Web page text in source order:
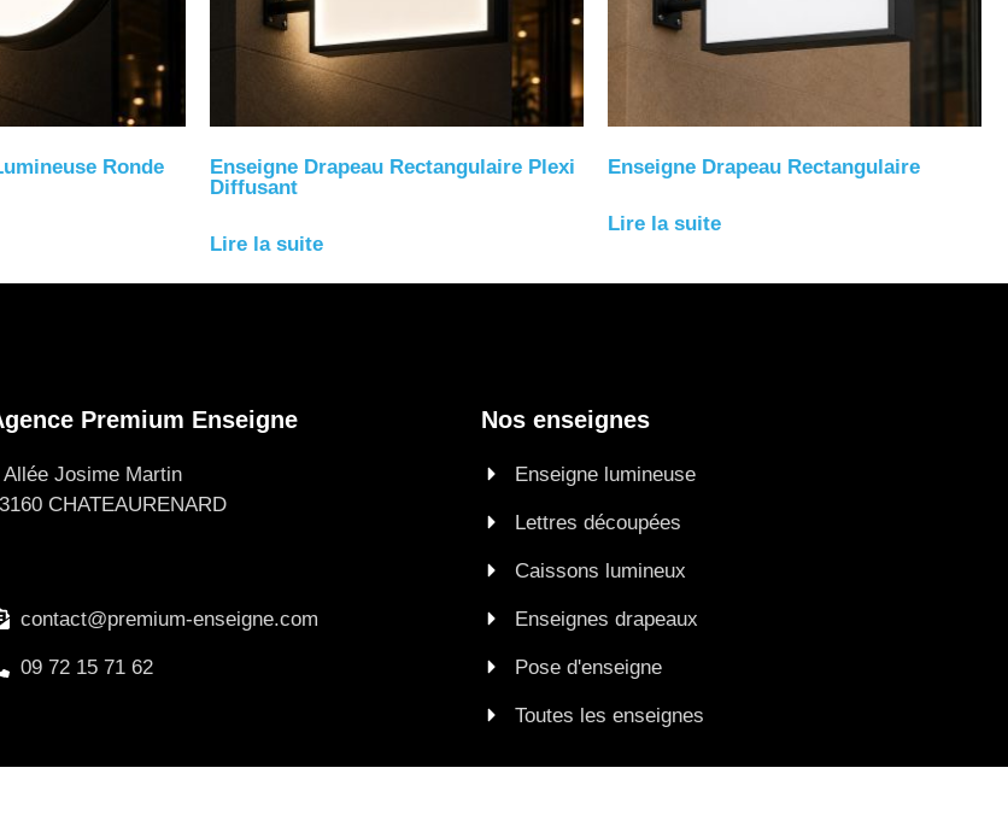
Ronde
Enseigne Drapeau Rectangulaire Plexi
Diffusant
Lire la suite
Enseigne Drapeau Rectangulaire
Lire la suite
Premium Enseigne
Allée Josime Martin
CHATEAURENARD
contact@premium-enseigne.com
09 72 15 71 62
Nos enseignes
Enseigne lumineuse
Lettres découpées
Caissons lumineux
Enseignes drapeaux
Pose d'enseigne
Toutes les enseignes